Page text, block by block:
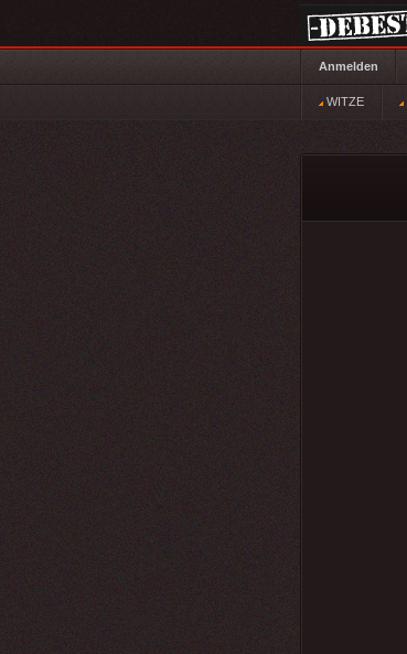
Anmelden
WITZE